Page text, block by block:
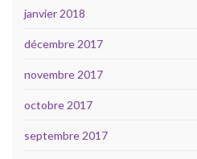
janvier 2018
décembre 2017
novembre 2017
octobre 2017
septembre 2017